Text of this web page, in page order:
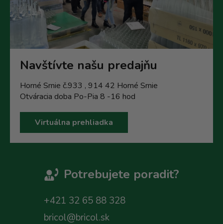
Navštívte našu predajňu
Horné Srnie č.933 , 914 42 Horné Srnie
Otváracia doba Po-Pia 8 -16 hod
Virtuálna prehliadka
Potrebujete poradit?
+421 32 65 88 328
bricol@bricol.sk